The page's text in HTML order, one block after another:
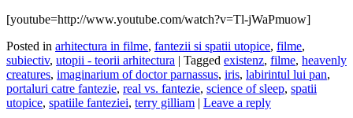
[youtube=http://www.youtube.com/watch?v=Tl-jWaPmuow]
Posted in arhitectura in filme, fantezii si spatii utopice, filme,
subiectiv, utopii - teorii arhitectura | Tagged existenz, filme, heavenly
creatures, imaginarium of doctor parnassus, iris, labirintul lui pan,
portaluri catre fantezie, real vs. fantezie, science of sleep, spatii
utopice, spatiile fanteziei, terry gilliam | Leave a reply